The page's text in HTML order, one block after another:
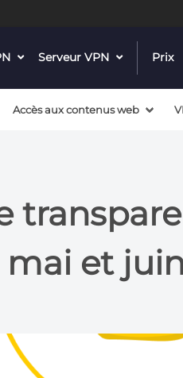
dropdown
Serveur VPN dropdownPrix
Accès aux contenus web
mai et